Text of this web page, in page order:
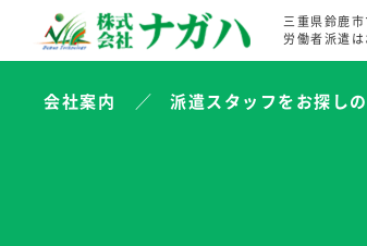
三重県鈴鹿
労働者派遣
会社案内 派遣スタッフをお探し